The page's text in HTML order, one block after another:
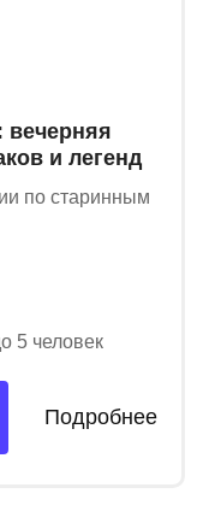
вечерняя
и легенд
по старинным
5 человек
Подробнее